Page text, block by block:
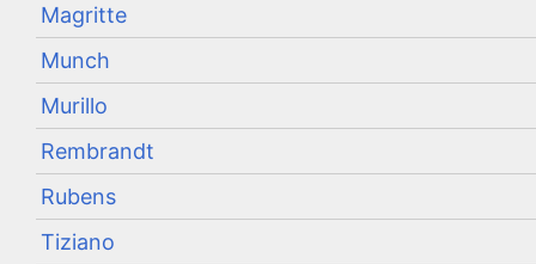
Magritte
Munch
Murillo
Rembrandt
Rubens
Tiziano